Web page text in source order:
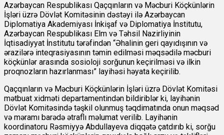
Azərbaycan Respublikası Qaçqınların və Məcburi Köçkünlərin
İşləri üzrə Dövlət Komitəsinin dəstəyi ilə Azərbaycan
Diplomatiya Akademiyası İnkişaf və Diplomatiya İnstitutu,
Azərbaycan Respublikası Elm və Təhsil Nazirliyinin
İqtisadiyyat İnstitutu tərəfindən “Əhalinin geri qayıdışının və
ərazilərə inteqrasiyasının təmin edilməsi məqsədilə məcburi
köçkünlər arasında sosioloji sorğunun keçirilməsi və ilkin
proqnozların hazırlanması” layihəsi həyata keçirilib.
Qaçqınların və Məcburi Köçkünlərin İşləri üzrə Dövlət Komitəsi
mətbuat xidməti departamentindən bildiriblər ki, layihənin
Dövlət Komitəsində təşkil olunmuş təqdimatında onun məqsəd
və məramı barədə ətraflı məlumat verilib. Layihənin
koordinatoru Rəsmiyyə Abdullayeva diqqətə çatdırıb ki, sorğu